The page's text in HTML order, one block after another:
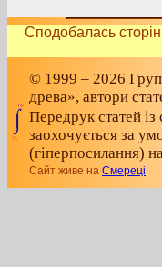
Сподобалась
© 1999 – 2026
древа», автори
Передрук статей із
заохочується за
(гіперпосилання)
Сайт живе на Смереці